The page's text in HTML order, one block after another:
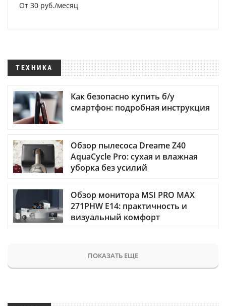
От 30 руб./месяц
ТЕХНИКА
Как безопасно купить б/у
смартфон: подробная инструкция
Обзор пылесоса Dreame Z40
AquaCycle Pro: сухая и влажная
уборка без усилий
Обзор монитора MSI PRO MAX
271PHW E14: практичность и
визуальный комфорт
ПОКАЗАТЬ ЕЩЕ